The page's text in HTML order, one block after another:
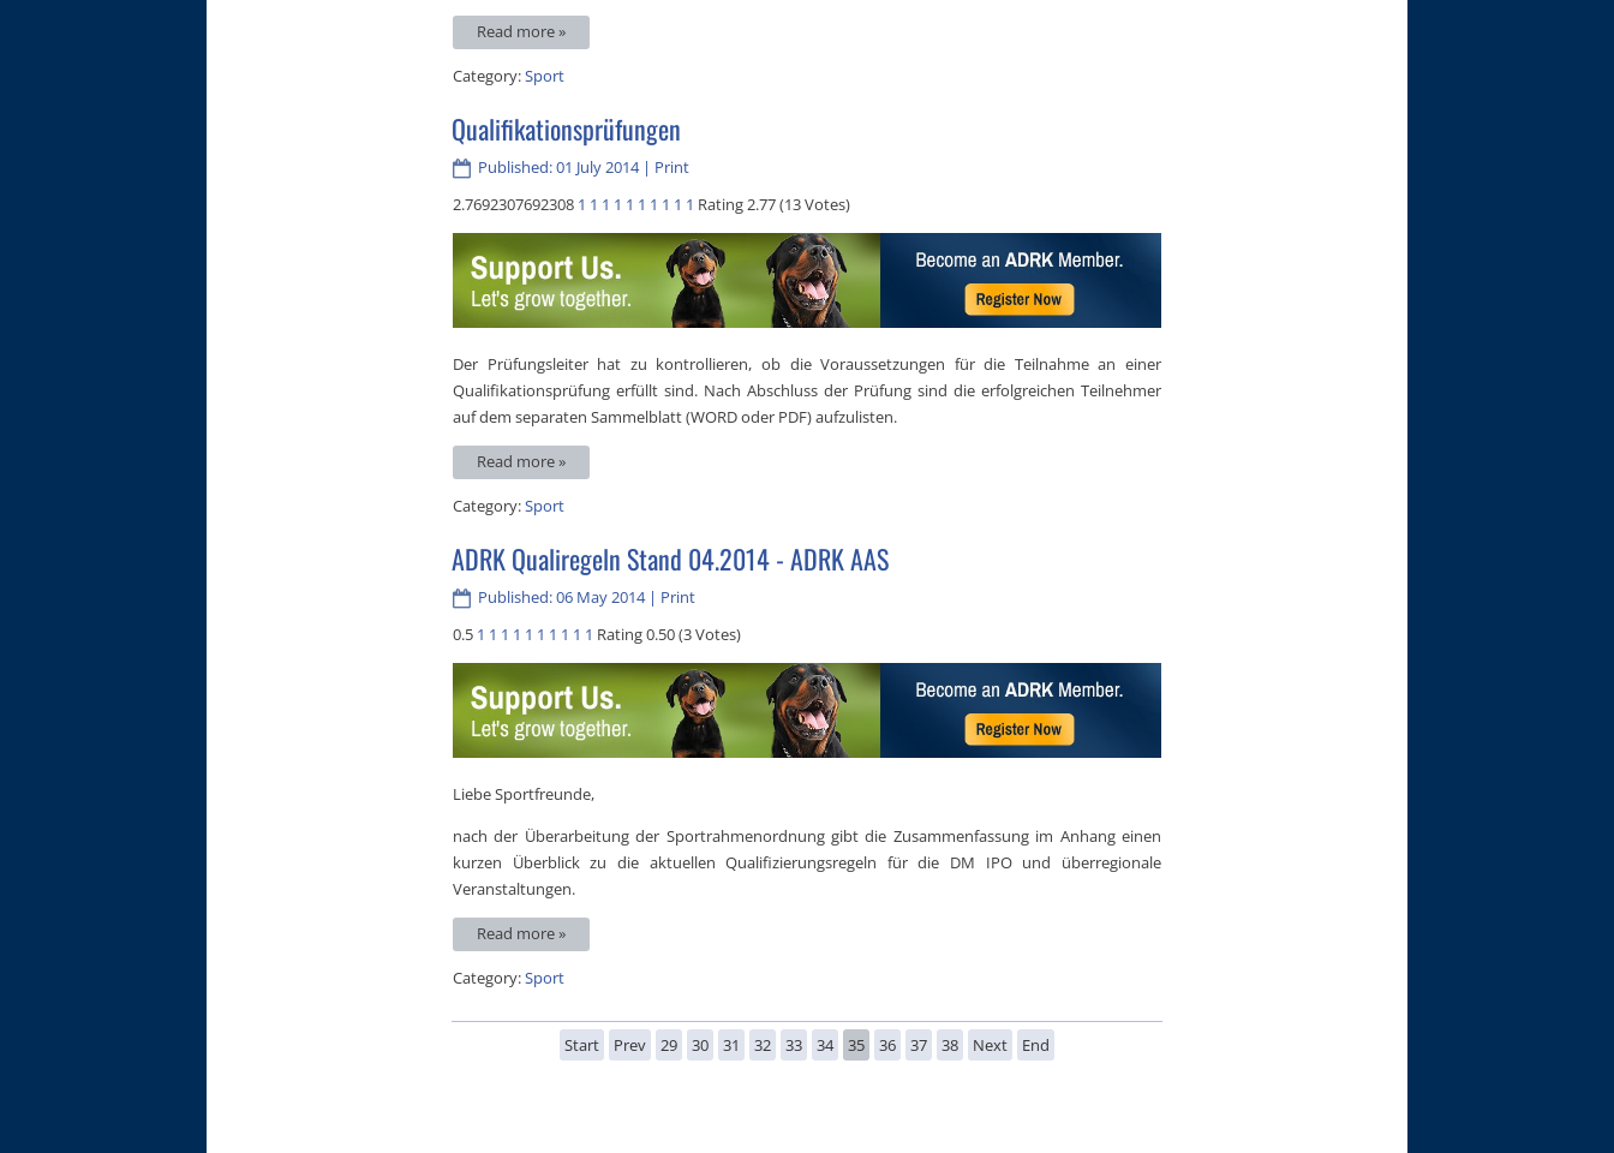
Read more »
Category:Sport
Qualifikationsprüfungen
Published: 01 July 2014| Print
2.7692307692308 1 1 1 1 1 1 1 1 1 1 Rating 2.77 (13 Votes)
Der Prüfungsleiter hat zu kontrollieren, ob die Voraussetzungen für die Teilnahme an einer
Qualifikationsprüfung erfüllt sind. Nach Abschluss der Prüfung sind die erfolgreichen Teilnehmer
auf dem separaten Sammelblatt (WORD oder PDF) aufzulisten.
Read more »
Category:Sport
ADRK Qualiregeln Stand 04.2014 - ADRK AAS
Published: 06 May 2014| Print
0.5 1 1 1 1 1 1 1 1 1 1 Rating 0.50 (3 Votes)
Liebe Sportfreunde,
nach der Überarbeitung der Sportrahmenordnung gibt die Zusammenfassung im Anhang einen
kurzen Überblick zu die aktuellen Qualifizierungsregeln für die DM IPO und überregionale
Veranstaltungen.
Read more »
Category:Sport
Start Prev 29 30 31 32 33 34 35 36 37 38 Next End